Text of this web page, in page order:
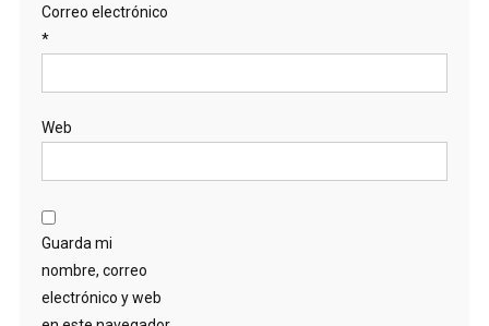
Correo electrónico
*
Web
Guarda mi
nombre, correo
electrónico y web